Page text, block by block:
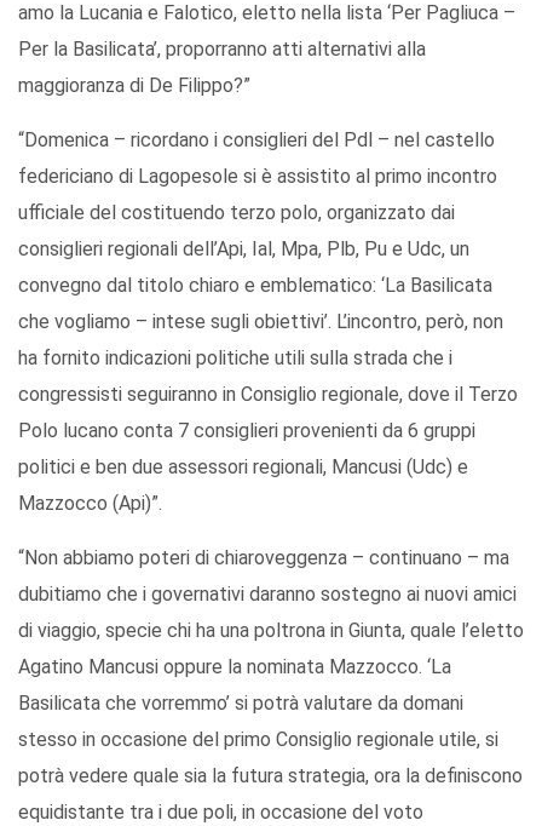
amo la Lucania e Falotico, eletto nella lista ‘Per Pagliuca –
Per la Basilicata’, proporranno atti alternativi alla
maggioranza di De Filippo?”
“Domenica – ricordano i consiglieri del Pdl – nel castello
federiciano di Lagopesole si è assistito al primo incontro
ufficiale del costituendo terzo polo, organizzato dai
consiglieri regionali dell’Api, Ial, Mpa, Plb, Pu e Udc, un
convegno dal titolo chiaro e emblematico: ‘La Basilicata
che vogliamo – intese sugli obiettivi’. L’incontro, però, non
ha fornito indicazioni politiche utili sulla strada che i
congressisti seguiranno in Consiglio regionale, dove il Terzo
Polo lucano conta 7 consiglieri provenienti da 6 gruppi
politici e ben due assessori regionali, Mancusi (Udc) e
Mazzocco (Api)”.
“Non abbiamo poteri di chiaroveggenza – continuano – ma
dubitiamo che i governativi daranno sostegno ai nuovi amici
di viaggio, specie chi ha una poltrona in Giunta, quale l’eletto
Agatino Mancusi oppure la nominata Mazzocco. ‘La
Basilicata che vorremmo’ si potrà valutare da domani
stesso in occasione del primo Consiglio regionale utile, si
potrà vedere quale sia la futura strategia, ora la definiscono
equidistante tra i due poli, in occasione del voto